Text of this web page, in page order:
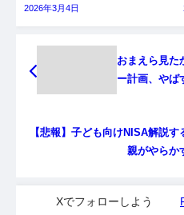
2026年3月4日
おまえら見た
ー計画、やば
【悲報】子ども向けNISA解説す
親がやらか
Xでフォローしよう